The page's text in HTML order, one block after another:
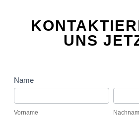
UNS
Kontaktformular
Name
Vorname